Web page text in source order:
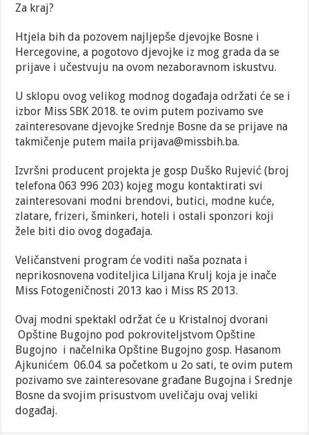
Za kraj?
Htjela bih da pozovem najljepše djevojke Bosne i
Hercegovine, a pogotovo djevojke iz mog grada da se
prijave i učestvuju na ovom nezaboravnom iskustvu.
U sklopu ovog velikog modnog događaja održati će se i
izbor Miss SBK 2018. te ovim putem pozivamo sve
zainteresovane djevojke Srednje Bosne da se prijave na
takmičenje putem maila prijava@missbih.ba.
Izvršni producent projekta je gosp Duško Rujević (broj
telefona 063 996 203) kojeg mogu kontaktirati svi
zainteresovani modni brendovi, butici, modne kuće,
zlatare, frizeri, šminkeri, hoteli i ostali sponzori koji
žele biti dio ovog događaja.
Veličanstveni program će voditi naša poznata i
neprikosnovena voditeljica Liljana Krulj koja je inače
Miss Fotogeničnosti 2013 kao i Miss RS 2013.
Ovaj modni spektakl održat će u Kristalnoj dvorani
Opštine Bugojno pod pokroviteljstvom Opštine
Bugojno i načelnika Opštine Bugojno gosp. Hasanom
Ajkunićem 06.04. sa početkom u 2o sati, te ovim putem
pozivamo sve zainteresovane građane Bugojna i Srednje
Bosne da svojim prisustvom uveličaju ovaj veliki
događaj.